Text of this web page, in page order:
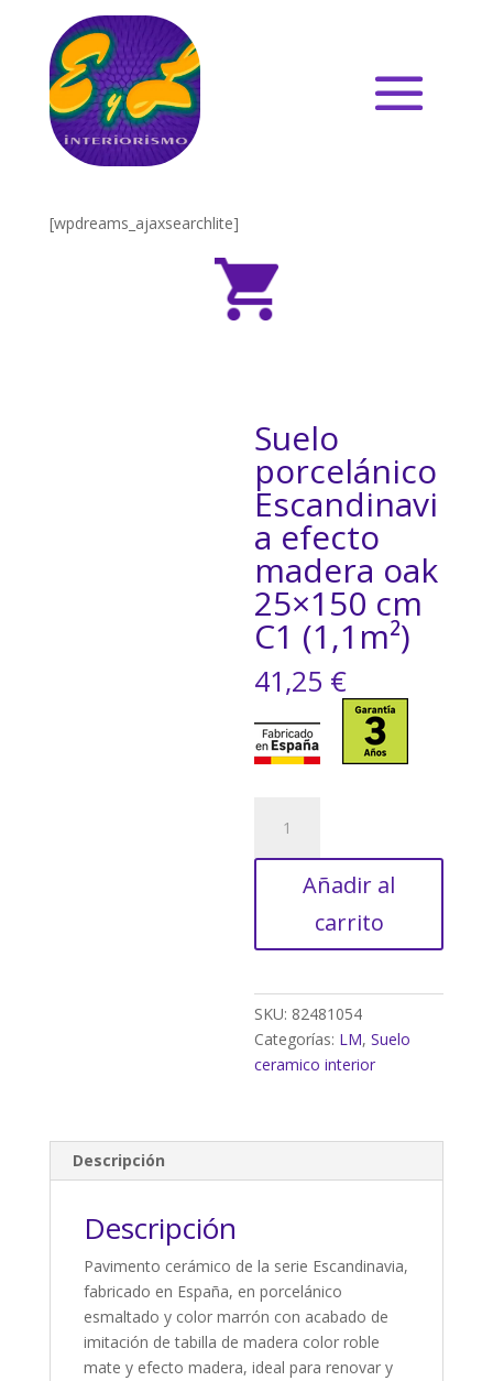
[wpdreams_ajaxsearchlite]
Suelo
porcelánico
Escandinavi
a efecto
madera oak
25×150 cm
C1 (1,1m²)
41,25 €
porcelánico
Escandinavia
C1
(1,1m²)
cantidad
Añadir al
carrito
SKU: 82481054
Categorías: LM,Suelo
ceramico interior
Descripción
Descripción
Pavimento cerámico de la serie Escandinavia,
fabricado en España, en porcelánico
esmaltado y color marrón con acabado de
imitación de tabilla de madera color roble
mate y efecto madera, ideal para renovar y